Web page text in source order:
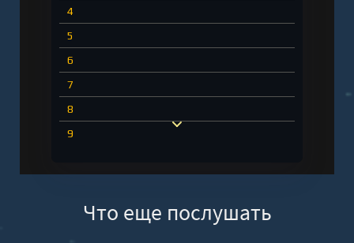
4
5
6
7
8
9
Что еще послушать